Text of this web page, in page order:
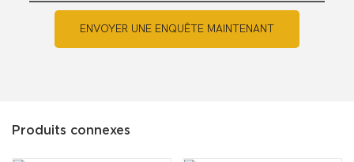
ENVOYER UNE ENQUÊTE MAINTENANT
Produits connexes